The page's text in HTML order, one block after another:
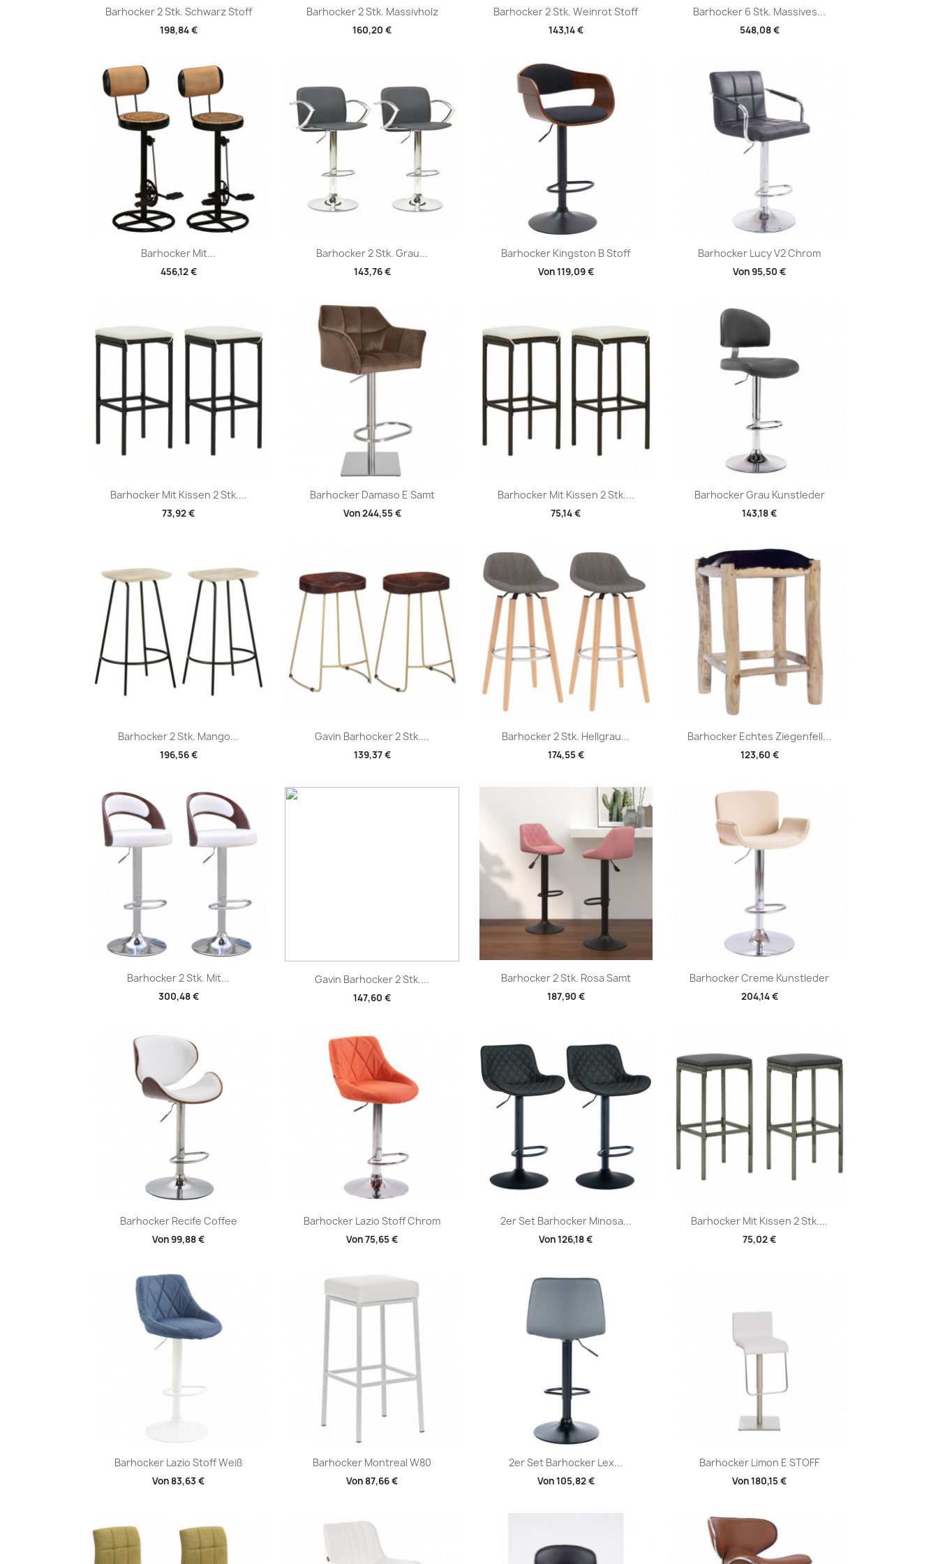
Barhocker 2 Stk. Schwarz Stoff
198,84 €
Vorschau Barhocker 2 Stk. Massivholz
160,20 €
Vorschau Barhocker 2 Stk. Weinrot Stoff
143,14 €
Vorschau Barhocker 6 Stk. Massives...
548,08 €
Vorschau
Barhocker Mit...
456,12 €
Vorschau Barhocker 2 Stk. Grau...
143,76 €
Vorschau Barhocker Kingston B Stoff
Von119,09 €
Vorschau Barhocker Lucy V2 Chrom
Von95,50 €
Vorschau
Barhocker Mit Kissen 2 Stk....
73,92 €
Vorschau Barhocker Damaso E Samt
Von244,55 €
Vorschau Barhocker Mit Kissen 2 Stk....
75,14 €
Vorschau Barhocker Grau Kunstleder
143,18 €
Vorschau
Barhocker 2 Stk. Mango...
196,56 €
Vorschau Gavin Barhocker 2 Stk....
139,37 €
Vorschau Barhocker 2 Stk. Hellgrau...
174,55 €
Vorschau Barhocker Echtes Ziegenfell...
123,60 €
Vorschau
Barhocker 2 Stk. Mit...
300,48 €
Vorschau Gavin Barhocker 2 Stk....
147,60 €
Vorschau Barhocker 2 Stk. Rosa Samt
187,90 €
Vorschau Barhocker Creme Kunstleder
204,14 €
Vorschau
Barhocker Recife Coffee
Von99,88 €
Vorschau Barhocker Lazio Stoff Chrom
Von75,65 €
Vorschau 2er Set Barhocker Minosa...
Von126,18 €
Vorschau Barhocker Mit Kissen 2 Stk....
75,02 €
Vorschau
Barhocker Lazio Stoff Weiß
Von 83,63 €
Vorschau Barhocker Montreal W80
Von 87,66 €
Vorschau 2er Set Barhocker Lex...
Von105,82 €
Vorschau Barhocker Limon E STOFF
Von180,15 €
Vorschau